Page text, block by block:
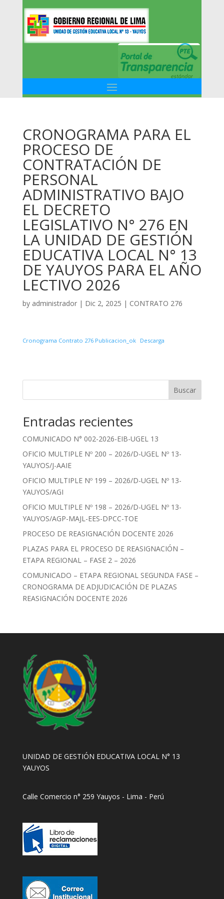
CRONOGRAMA PARA EL
PROCESO DE
CONTRATACIÓN DE
PERSONAL
ADMINISTRATIVO BAJO
EL DECRETO
LEGISLATIVO N° 276 EN
LA UNIDAD DE GESTIÓN
EDUCATIVA LOCAL N° 13
DE YAUYOS PARA EL AÑO
LECTIVO 2026
by administrador| Dic 2, 2025 | CONTRATO 276
Cronograma Contrato 276 Publicacion_ok Descarga
Buscar
Entradas recientes
COMUNICADO N° 002-2026-EIB-UGEL 13
OFICIO MULTIPLE Nº 200 – 2026/D-UGEL Nº 13-
YAUYOS/J-AAIE
OFICIO MULTIPLE Nº 199 – 2026/D-UGEL Nº 13-
YAUYOS/AGI
OFICIO MULTIPLE Nº 198 – 2026/D-UGEL Nº 13-
YAUYOS/AGP-MAJL-EES-DPCC-TOE
PROCESO DE REASIGNACIÓN DOCENTE 2026
PLAZAS PARA EL PROCESO DE REASIGNACIÓN –
ETAPA REGIONAL – FASE 2 – 2026
COMUNICADO – ETAPA REGIONAL SEGUNDA FASE –
CRONOGRAMA DE ADJUDICACIÓN DE PLAZAS
REASIGNACIÓN DOCENTE 2026
UNIDAD DE GESTIÓN EDUCATIVA LOCAL N° 13
YAUYOS
Calle Comercio n° 259 Yauyos - Lima - Perú